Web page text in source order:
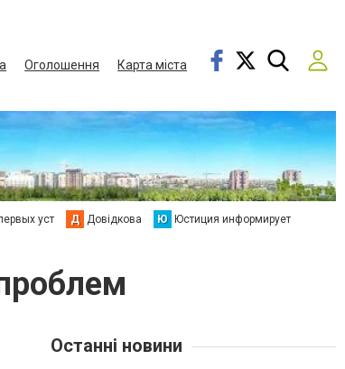
Оголошення
Карта міста
уст Д Довідкова Ю Юстиция информирует
Останні новини